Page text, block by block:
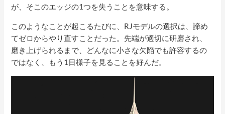
が、そこのエッジの1つを失うことを意味する。
このようなことが起こるたびに、RJモデルの選択は、諦め
てゼロからやり直すことだった。先端が適切に研磨され、
磨き上げられるまで、どんなに小さな欠陥でも許容するの
ではなく、もう1日様子を見ることを好んだ。